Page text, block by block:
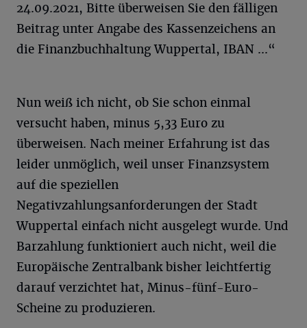
24.09.2021, Bitte überweisen Sie den fälligen
Beitrag unter Angabe des Kassenzeichens an
die Finanzbuchhaltung Wuppertal, IBAN ...“
Nun weiß ich nicht, ob Sie schon einmal
versucht haben, minus 5,33 Euro zu
überweisen. Nach meiner Erfahrung ist das
leider unmöglich, weil unser Finanzsystem
auf die speziellen
Negativzahlungsanforderungen der Stadt
Wuppertal einfach nicht ausgelegt wurde. Und
Barzahlung funktioniert auch nicht, weil die
Europäische Zentralbank bisher leichtfertig
darauf verzichtet hat, Minus-fünf-Euro-
Scheine zu produzieren.